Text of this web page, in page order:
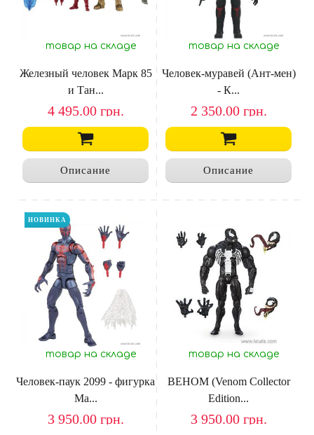
товар на складе
Железный человек Марк 85
и Тан...
4 495.00 грн.
Описание
товар на складе
Человек-муравей (Ант-мен)
- К...
2 350.00 грн.
Описание
НОВИНКА
товар на складе
Человек-паук 2099 - фигурка
Ma...
3 950.00 грн.
товар на складе
ВЕНОМ (Venom Collector
Edition...
3 950.00 грн.